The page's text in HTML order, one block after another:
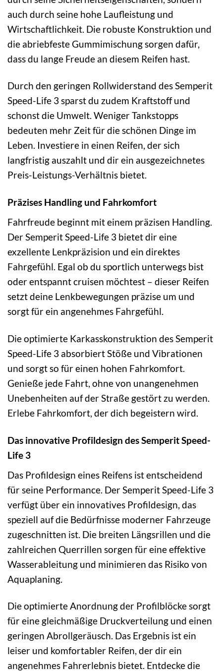
auch durch seine hohe Laufleistung und
Wirtschaftlichkeit. Die robuste Konstruktion und
die abriebfeste Gummimischung sorgen dafür,
dass du lange Freude an diesem Reifen hast.
Durch den geringen Rollwiderstand des Semperit
Speed-Life 3 sparst du zudem Kraftstoff und
schonst die Umwelt. Weniger Tankstopps
bedeuten mehr Zeit für die schönen Dinge im
Leben. Investiere in einen Reifen, der sich
langfristig auszahlt und dir ein ausgezeichnetes
Preis-Leistungs-Verhältnis bietet.
Präzises Handling und Fahrkomfort
Fahrfreude beginnt mit einem präzisen Handling.
Der Semperit Speed-Life 3 bietet dir eine
exzellente Lenkpräzision und ein direktes
Fahrgefühl. Egal ob du sportlich unterwegs bist
oder entspannt cruisen möchtest – dieser Reifen
setzt deine Lenkbewegungen präzise um und
sorgt für ein angenehmes Fahrgefühl.
Die optimierte Karkasskonstruktion des Semperit
Speed-Life 3 absorbiert Stöße und Vibrationen
und sorgt so für einen hohen Fahrkomfort.
Genieße jede Fahrt, ohne von unangenehmen
Unebenheiten auf der Straße gestört zu werden.
Erlebe Fahrkomfort, der dich begeistern wird.
Das innovative Profildesign des Semperit Speed-
Life 3
Das Profildesign eines Reifens ist entscheidend
für seine Performance. Der Semperit Speed-Life 3
verfügt über ein innovatives Profildesign, das
speziell auf die Bedürfnisse moderner Fahrzeuge
zugeschnitten ist. Die breiten Längsrillen und die
zahlreichen Querrillen sorgen für eine effektive
Wasserableitung und minimieren das Risiko von
Aquaplaning.
Die optimierte Anordnung der Profilblöcke sorgt
für eine gleichmäßige Druckverteilung und einen
geringen Abrollgeräusch. Das Ergebnis ist ein
leiser und komfortabler Reifen, der dir ein
angenehmes Fahrerlebnis bietet. Entdecke die